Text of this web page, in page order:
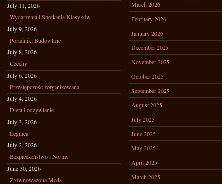
July 11, 2026
Wydarzenia i Spotkania Klasyków
July 9, 2026
Poradniki Budowlane
July 8, 2026
Czechy
July 6, 2026
Przestępczośc zorganizowana
July 4, 2026
Dieta i odżywianie
July 3, 2026
Legnica
July 2, 2026
Bezpieczeństwo i Normy
June 30, 2026
Zrównoważona Moda
March 2026
February 2026
January 2026
December 2025
November 2025
October 2025
September 2025
August 2025
July 2025
June 2025
May 2025
April 2025
March 2025